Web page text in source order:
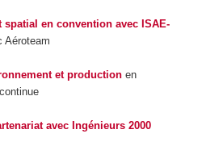
spatial en convention avec ISAE-
Aéroteam
et production en
avec Ingénieurs 2000